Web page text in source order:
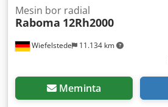
Wiefelstede 11.134 km
Mesin bor radial
Raboma 12Rh2000
Meminta